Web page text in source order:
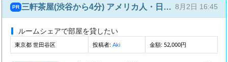
PR 三軒茶屋(渋谷から4分) アメリカ人・日本人との国際ルームシェア(4部屋4人) 8月2日 16:45
ルームシェアで部屋を貸したい
東京都 世田谷区 投稿者: Aki 金額: 52,000円